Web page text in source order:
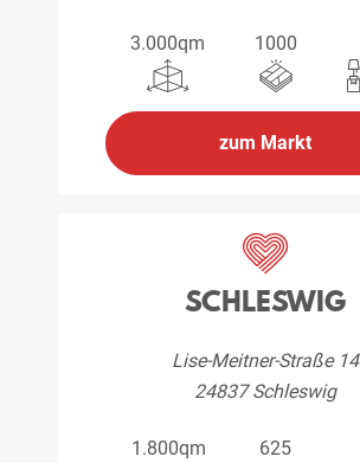
3.000qm 1000
zum Markt
SCHLESWIG
Lise-Meitner-Straße 14
24837 Schleswig
1.800qm 625